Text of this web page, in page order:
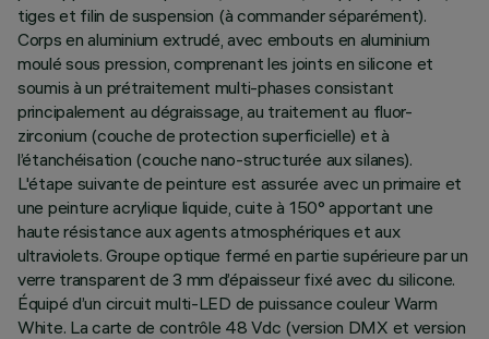
tiges et filin de suspension (à commander séparément).
Corps en aluminium extrudé, avec embouts en aluminium
moulé sous pression, comprenant les joints en silicone et
soumis à un prétraitement multi-phases consistant
principalement au dégraissage, au traitement au fluor-
zirconium (couche de protection superficielle) et à
l’étanchéisation (couche nano-structurée aux silanes).
L'étape suivante de peinture est assurée avec un primaire et
une peinture acrylique liquide, cuite à 150° apportant une
haute résistance aux agents atmosphériques et aux
ultraviolets. Groupe optique fermé en partie supérieure par un
verre transparent de 3 mm d’épaisseur fixé avec du silicone.
Équipé d’un circuit multi-LED de puissance couleur Warm
White. La carte de contrôle 48 Vdc (version DMX et version